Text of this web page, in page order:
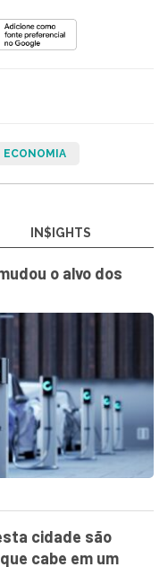
ECONOMIA
IN$IGHTS
o alvo dos
cidade são
cabe em um